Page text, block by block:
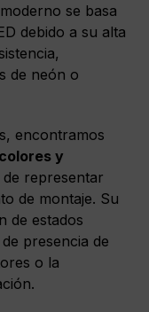
se basa
debido a su alta
de neón o
encontramos
y
representar
de montaje. Su
de estados
presencia de
o la